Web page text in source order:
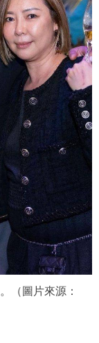
（圖片來源：